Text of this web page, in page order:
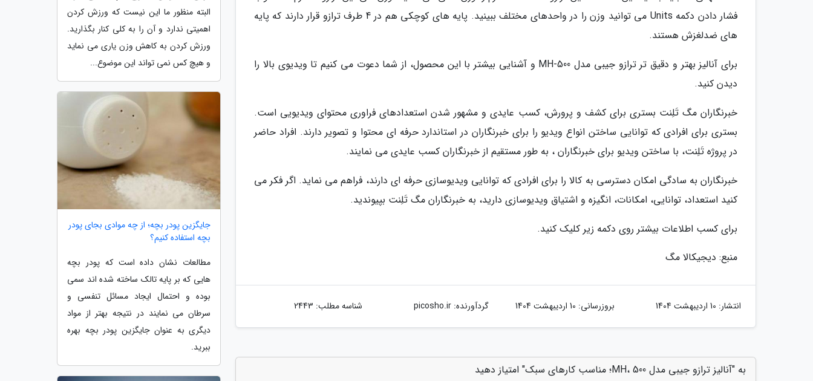
فشار دادن دکمه Units می توانید وزن را در واحدهای مختلف ببینید. پایه های کوچکی هم در 4 طرف ترازو قرار دارند که پایه
های ضدلغزش هستند.
برای آنالیز بهتر و دقیق تر ترازو جیبی مدل MH-500 و آشنایی بیشتر با این محصول، از شما دعوت می کنیم تا ویدیوی بالا را
دیدن کنید.
خبرنگاران مگ تَلِنت بستری برای کشف و پرورش، کسب عایدی و مشهور شدن استعدادهای فراوری محتوای ویدیویی است.
بستری برای افرادی که توانایی ساختن انواع ویدیو را برای خبرنگاران در استاندارد حرفه ای محتوا و تصویر دارند. افراد حاضر
در پروژه تَلِنت، با ساختن ویدیو برای خبرنگاران ، به طور مستقیم از خبرنگاران کسب عایدی می نمایند.
خبرنگاران به سادگی امکان دسترسی به کالا را برای افرادی که توانایی ویدیوسازی حرفه ای دارند، فراهم می نماید. اگر فکر می
کنید استعداد، توانایی، امکانات، انگیزه و اشتیاق ویدیوسازی دارید، به خبرنگاران مگ تَلِنت بپیوندید.
برای کسب اطلاعات بیشتر روی دکمه زیر کلیک کنید.
منبع: دیجیکالا مگ
انتشار: 10 اردیبهشت 1404 بروزرسانی: 10 اردیبهشت 1404 گردآورنده:picosho.ir شناسه مطلب: 2443
به "آنالیز ترازو جیبی مدل MH، 500؛ مناسب کارهای سبک" امتیاز دهید
البته منظور ما این نیست که ورزش کردن
اهمیتی ندارد و آن را به کلی کنار بگذارید.
ورزش کردن به کاهش وزن یاری می نماید
و هیچ کس نمی تواند این موضوع...
جایگزین پودر بچه؛ از چه موادی بجای پودر
بچه استفاده کنیم؟
مطالعات نشان داده است که پودر بچه
هایی که بر پایه تالک ساخته شده اند سمی
بوده و احتمال ایجاد مسائل تنفسی و
سرطان می نمایند در نتیجه بهتر از مواد
دیگری به عنوان جایگزین پودر بچه بهره
ببرید.